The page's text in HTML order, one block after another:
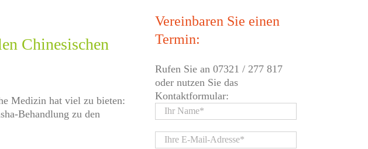
Chinesischen
Medizin hat viel zu bieten:
Behandlung zu den
Vereinbaren Sie einen
Termin:
Rufen Sie an 07321 / 277 817
oder nutzen Sie das
Kontaktformular: